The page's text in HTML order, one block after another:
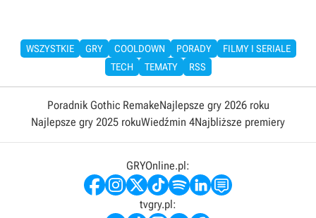
WSZYSTKIE GRY COOLDOWN PORADY
FILMY I SERIALE
TECH
TEMATY RSS
Poradnik Gothic RemakeNajlepsze gry 2026 roku
Najlepsze gry 2025 rokuWiedźmin 4Najbliższe premiery
GRYOnline.pl:
tvgry.pl: